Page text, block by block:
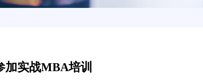
加实战MBA培训